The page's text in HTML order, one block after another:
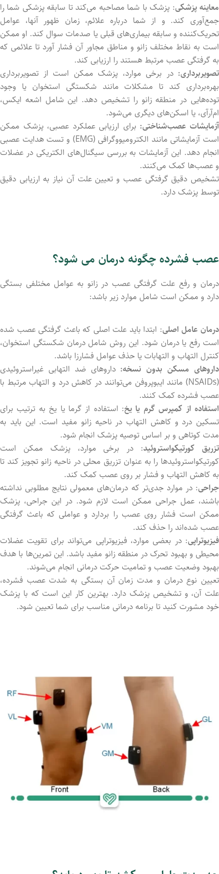
معاينه پزشکی: پزشک با شما مصاحبه می‌کند تا سابقه پزشکی شما را
جمع‌آوری کند. و از شما درباره علائم، زمان ظهور آنها، عوامل
تحریک‌کننده و سابقه بیماری‌های قبلی یا صدمات سوال کند. او ممکن
است به نقاط مختلف زانو و مناطق مجاور آن فشار آورد تا علائمی که
به گرفتگی عصب مرتبط هستند را ارزیابی کند.
تصویربرداری:در برخی موارد، پزشک ممکن است از تصویربرداری
بهره‌برداری کند تا مشکلات مانند شکستگی استخوان یا وجود
توده‌هایی در منطقه زانو را تشخیص دهد. این شامل اشعه ایکس،
ام‌آرآی، یا اسکن‌های دیگری می‌شود.
آزمایشات عصب‌شناختی: برای ارزیابی عملکرد عصبی، پزشک ممکن
است آزمایشاتی مانند الکترومیووگرافی (EMG) و تست هدایت عصبی
انجام دهد. این آزمایشات به بررسی سیگنال‌های الکتریکی در عضلات
و عصب‌ها کمک می‌کنند.
تشخیص دقیق گرفتگی عصب و تعیین علت آن نیاز به ارزیابی دقیق
توسط پزشک دارد.
عصب فشرده چگونه درمان می شود؟
درمان و رفع علت گرفتگی عصب در زانو به عوامل مختلفی بستگی
دارد و ممکن است شامل موارد زیر باشد:
درمان عامل اصلی: ابتدا باید علت اصلی که باعث گرفتگی عصب شده
است رفع یا درمان شود. این روش شامل درمان شکستگی استخوان،
کنترل التهاب و التهابات یا حذف عوامل فشارزا باشد.
داروهای مسکن بدون نسخه:داروهای ضد التهابی غیراستروئیدی
(NSAIDs) مانند ایبوپروفن می‌توانند در کاهش درد و التهاب مرتبط با
عصب فشرده کمک کنند.
استفاده از کمپرس گرم یا یخ: استفاده از گرما یا یخ به ترتیب برای
تسکین درد و کاهش التهاب در ناحیه زانو مفید است. این باید به
مدت کوتاهی و بر اساس توصیه پزشک انجام شود.
تزریق کورتیکواستروئید: در برخی موارد، پزشک ممکن است
کورتیکواستروئیدها را به عنوان تزریق محلی در ناحیه زانو تجویز کند تا
به کاهش التهاب و فشار بر روی عصب کمک کند.
جراحی: در موارد جدی‌تر که درمان‌های معمولی نتایج مطلوبی نداشته
باشند، عمل جراحی ممکن است لازم شود. در این جراحی، پزشک
ممکن است فشار روی عصب را بردارد و عواملی که باعث گرفتگی
عصب شده‌اند را حذف کند.
فیزیوتراپی: در بعضی موارد، فیزیوتراپی می‌تواند برای تقویت عضلات
محیطی و بهبود تحرک در منطقه زانو مفید باشد. این تمرین‌ها با هدف
بهبود وضعیت عصب و تمامیت حرکت درمانی انجام می‌شوند.
تعیین نوع درمان و مدت زمان آن بستگی به شدت عصب فشرده،
علت آن، و تشخیص پزشک دارد. بهترین کار این است که با پزشک
خود مشورت کنید تا برنامه درمانی مناسب برای شما تعیین شود.